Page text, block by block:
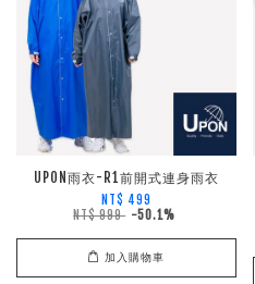
UPON雨衣-R1前開式連身雨衣
NT$ 499
NT$ 999 -50.1%
加入購物車